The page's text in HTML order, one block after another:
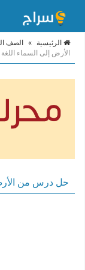
الرئيسية » الصف
الأرض إلى السماء
حل درس من